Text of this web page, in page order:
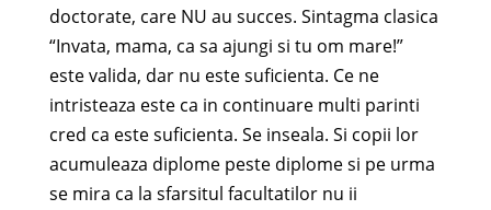
doctorate, care NU au succes. Sintagma clasica
“Invata, mama, ca sa ajungi si tu om mare!”
este valida, dar nu este suficienta. Ce ne
intristeaza este ca in continuare multi parinti
cred ca este suficienta. Se inseala. Si copii lor
acumuleaza diplome peste diplome si pe urma
se mira ca la sfarsitul facultatilor nu ii